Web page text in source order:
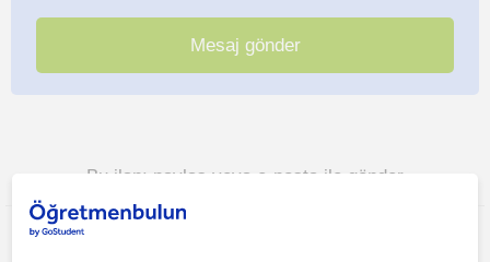
Bu ilanı paylaş veya e-posta ile gönder